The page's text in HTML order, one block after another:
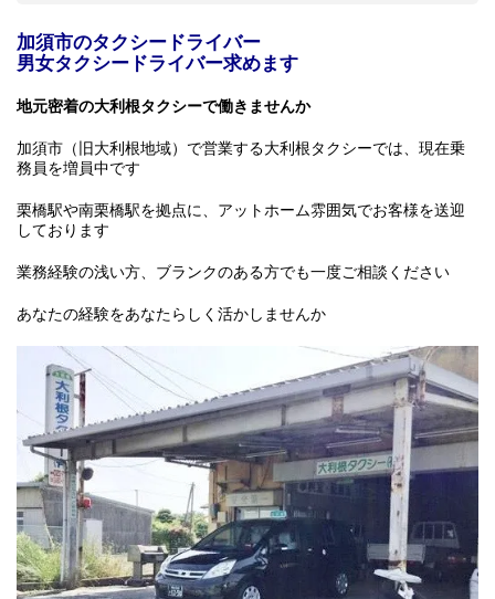
加須市のタクシードライバー
男女タクシードライバー求めます
地元密着の大利根タクシーで働きませんか
加須市（旧大利根地域）で営業する大利根タクシーでは、現在乗
務員を増員中です
栗橋駅や南栗橋駅を拠点に、アットホーム雰囲気でお客様を送迎
しております
業務経験の浅い方、ブランクのある方でも一度ご相談ください
あなたの経験をあなたらしく活かしませんか